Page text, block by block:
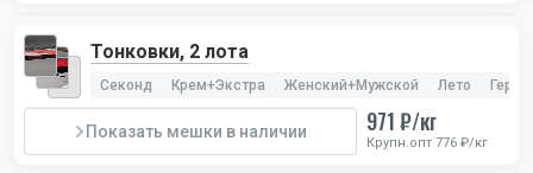
Тонковки, 2 лота
Секонд Крем+Экстра Женский+Мужской Лето
Показать мешки в наличии 971 ₽/кг
Крупн.опт 776 ₽/кг